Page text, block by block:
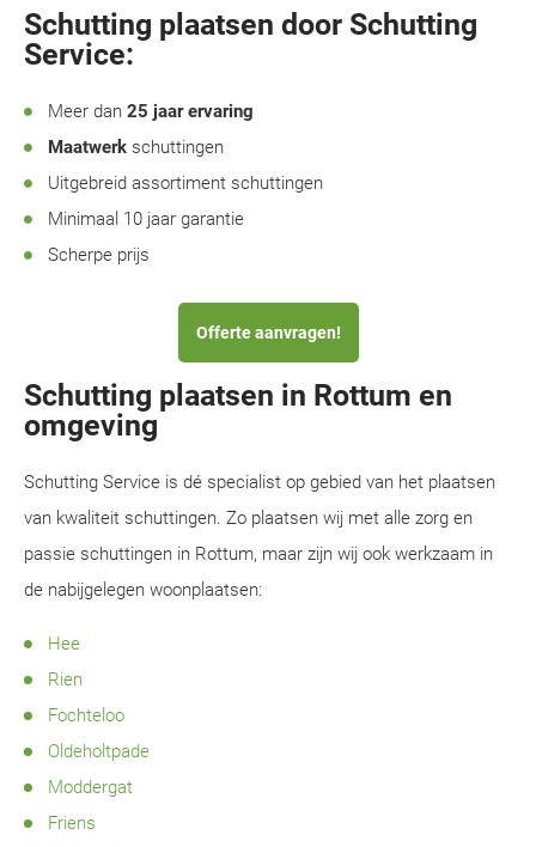
Schutting plaatsen door Schutting
Service:
Meer dan 25 jaar ervaring
Maatwerk schuttingen
Uitgebreid assortiment schuttingen
Minimaal 10 jaar garantie
Scherpe prijs
Offerte aanvragen!
Schutting plaatsen in Rottum en
omgeving
Schutting Service is dé specialist op gebied van het plaatsen
van kwaliteit schuttingen. Zo plaatsen wij met alle zorg en
passie schuttingen in Rottum, maar zijn wij ook werkzaam in
de nabijgelegen woonplaatsen:
Hee
Rien
Fochteloo
Oldeholtpade
Moddergat
Friens